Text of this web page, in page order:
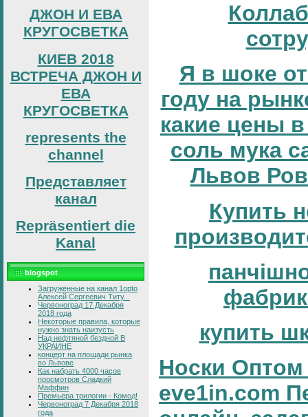
ДЖОН И ЕВА
КРУГОСВЕТКА
КИЕВ 2018
ВСТРЕЧА ДЖОН И
ЕВА
КРУГОСВЕТКА
represents the
channel
Представляет
канал
Repräsentiert die
Kanal
blogspot
Загруженные на канал 1opto
Алексей Сергеевич Титу...
Червоноград 17 Декабря
2018 года
Некоторые правила, которые
нужно знать наизусть
Над нефтяной бездной В
УКРАИНЕ
концерт на площади рынка
во Львове
Как набрать 4000 часов
просмотров Сладкий
Маффин
Премьера трилогии - Комод!
Червоноград 7 Декабря 2018
года
Я в шоке
году на
какие цены
соль мука
Львов
Купить
купить
Носки Оптом
eve1in.com